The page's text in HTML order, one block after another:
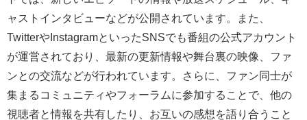
ャストインタビューなどが公開されています。また、
TwitterやInstagramといったSNSでも番組の公式アカウント
が運営されており、最新の更新情報や舞台裏の映像、ファ
ンとの交流などが行われています。さらに、ファン同士が
集まるコミュニティやフォーラムに参加することで、他の
視聴者と情報を共有したり、お互いの感想を語り合うこと